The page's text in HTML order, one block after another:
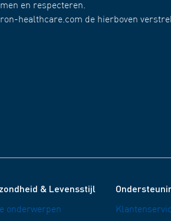
en respecteren.
healthcare.com de hierboven
& Levensstijl
onderwerpen